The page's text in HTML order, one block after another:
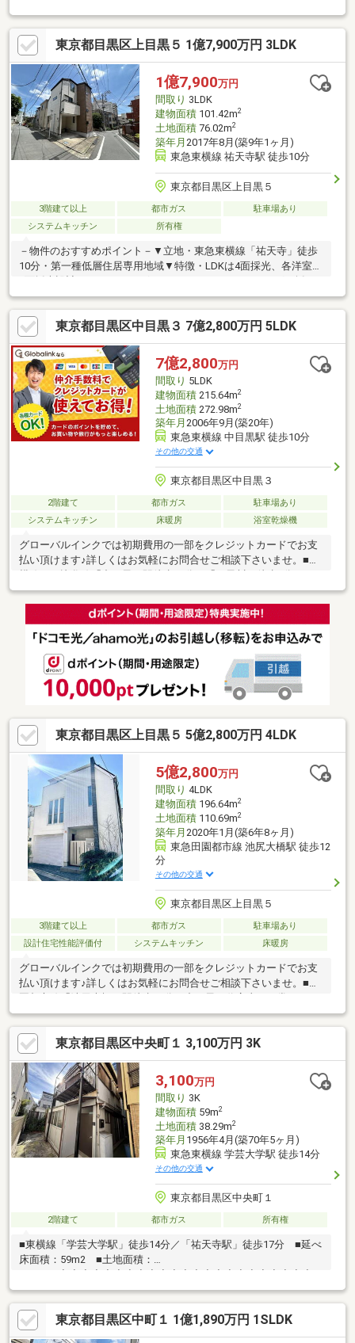
ッチン・2階部分にワイドバルコニー、3階にもバルコニーあり・
シューズインクローゼット、ウォークインクローゼット（収納充
実）■区立烏森小学校 約750m■区立東山中学校 約
850m■区立世田谷公園 約250m ■スーパーリコス上目黒
店 約400m■ローソン世田谷下馬1丁目店 約60m■国家公務
員共済組合連合会 三宿病院 約180 ｍ
東京都目黒区上目黒５ 1億7,900万円 3LDK
1億7,900万円
間取り 3LDK
建物面積101.42m2
土地面積76.02m2
築年月 2017年8月(築9年1ヶ月)
東急東横線 祐天寺駅 徒歩10分
東京都目黒区上目黒５
3階建て以上 都市ガス
駐車場あり
システムキッチン
所有権
－物件のおすすめポイント－▼立地・東急東横線「祐天寺」徒歩
10分・第一種低層住居専用地域▼特徴・LDKは4面採光、各洋室は
2面採光設計・LDはヘリンボーンスタイルのフローリングを採
用・配膳がスムーズな対面式キッチン、ビルトイン食洗機・オー
ブン付・コミュニケーションを育むリビング階段・SIC・パントリ
ー・WIC等、室内随所に収納有・カースペース有(車種による)▼周
辺環境・リコス上目黒5丁目店 徒歩5分(約400m)・世田谷公園 徒
歩4分(約250m)■ ご希望の住まい探しをお手伝いします
━━━━━・・・物件の詳細・ご相談はお気軽にお問い合わせく
ださい。
東京都目黒区中目黒３ 7億2,800万円 5LDK
7億2,800万円
間取り 5LDK
建物面積215.64m2
土地面積272.98m2
築年月 2006年9月(築20年)
東急東横線 中目黒駅 徒歩10分
その他の交通
東京都目黒区中目黒３
2階建て 都市ガス
駐車場あり
システムキッチン
床暖房 浴室乾燥機
グローバルインクでは初期費用の一部をクレジットカードでお支
払い頂けます♪詳しくはお気軽にお問合せご相談下さいませ。■東
季の彩りを感じる暮らし。■南東側道路面し陽当り・通風良好。■
敷地面積80坪以上、建物面積215平米以上の邸宅です。■1階南東
側に開放感ある庭スペース+ウッドデッキあり。■各居室の収納に
加え、収納庫を設け家中すっきりと片付きます。■多目的ルーム
送迎サービスを実施しております。
東京都目黒区上目黒５ 5億2,800万円 4LDK
5億2,800万円
間取り 4LDK
建物面積196.64m2
土地面積110.69m2
築年月 2020年1月(築6年8ヶ月)
東急田園都市線 池尻大橋駅 徒歩12
分
その他の交通
東京都目黒区上目黒５
3階建て以上 都市ガス
駐車場あり
設計住宅性能評価付
システムキッチン 床暖房
グローバルインクでは初期費用の一部をクレジットカードでお支
払い頂けます♪詳しくはお気軽にお問合せご相談下さいませ。■田
園都市線「池尻大橋」駅徒歩12分、中目黒や代官山も日常になる
2020年築の4LDK邸宅。■LDKは27.6帖の広々空間。■人気のアイラ
ンドキッチンや2ボウル洗面化粧台などハイグレードな設備仕様を
採用しています。■WIC+SIC+全居室収納完備で家中すっきり。
■「長期優良住宅」認定の優れた建物性能。■SECOM設備導入済
で安心の住まいです。【無料】お車送迎サービスを実施しており
ます。
東京都目黒区中央町１ 3,100万円 3K
3,100万円
間取り 3K
建物面積59m2
土地面積38.29m2
築年月 1956年4月(築70年5ヶ月)
東急東横線 学芸大学駅 徒歩14分
その他の交通
東京都目黒区中央町１
2階建て 都市ガス 所有権
■東横線「学芸大学駅」徒歩14分／「祐天寺駅」徒歩17分 ■延べ
床面積：59m2 ■土地面積：
お買い替えのお客様もスムーズに購入頂けます
◆◆◆◆◆◆◆◆◆◆◆◆◆◆◆◆◆◆◆◆◆◆◆
資金計画のご相談受付中
◆◆◆◆◆◆◆◆◆◆◆◆◆◆◆◆◆◆◆◆◆◆◆※建築基準
東京都目黒区中町１ 1億1,890万円 1SLDK